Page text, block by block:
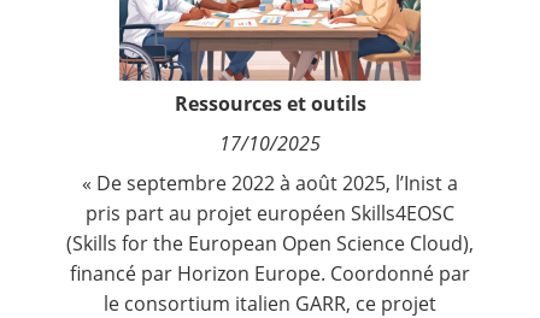
Ressources et outils
17/10/2025
« De septembre 2022 à août 2025, l’Inista
pris part au projet européen Skills4EOSC
(Skills for the European Open Science Cloud),
financé par Horizon Europe. Coordonné par
le consortium italien GARR, ce projet